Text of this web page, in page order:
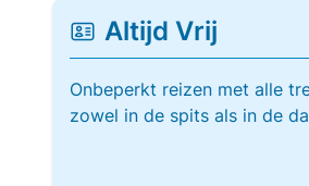
Altijd Vrij
Onbeperkt reizen met alle
zowel in de spits als in de